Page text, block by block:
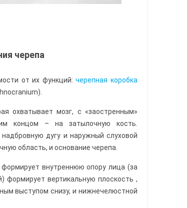
черепа
от их функций:черепная коробка
охватывает мозг, с «заостренным»
концом – на затылочную кость.
дугу и наружный слуховой
область, и основание черепа.
внутреннюю опору лица (за
формирует вертикальную плоскость ,
выступом снизу, и нижнечелюстной